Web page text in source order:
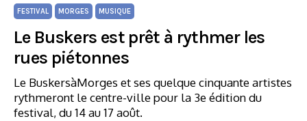
FESTIVAL MORGES MUSIQUE
Le Buskers est prêt à rythmer les
rues piétonnes
Le BuskersàMorges et ses quelque cinquante artistes
rythmeront le centre-ville pour la 3e édition du
festival, du 14 au 17 août.